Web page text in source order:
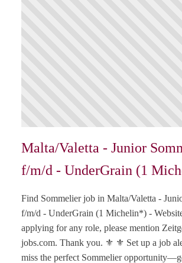
Malta/Valetta - Junior
f/m/d - UnderGrain (1
Find Sommelier job in Malta/Valetta -
f/m/d - UnderGrain (1 Michelin*) -
applying for any role, please mention
jobs.com. Thank you. ⚜️ ⚜️ Set up a job
miss the perfect Sommelier